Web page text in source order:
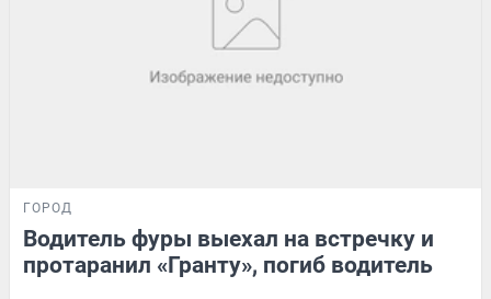
ГОРОД
Водитель фуры выехал на встречку и
протаранил «Гранту», погиб водитель